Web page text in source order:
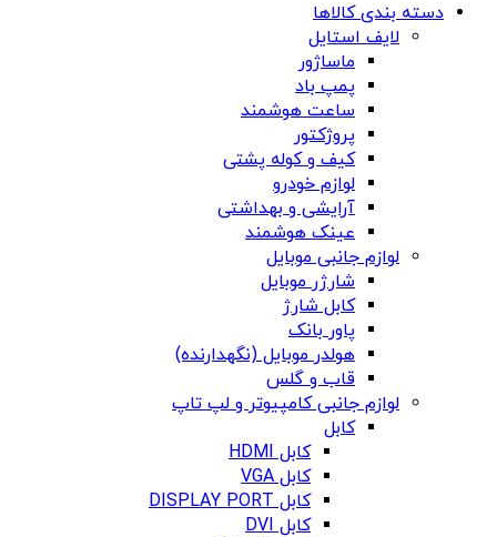
دسته بندی کالاها
لایف استایل
ماساژور
پمپ باد
ساعت هوشمند
پروژکتور
کیف و کوله پشتی
لوازم خودرو
آرایشی و بهداشتی
عینک هوشمند
لوازم جانبی موبایل
شارژر موبایل
کابل شارژ
پاور بانک
هولدر موبایل (نگهدارنده)
قاب و گلس
لوازم جانبی کامپیوتر و لپ تاپ
کابل
کابل HDMI
کابل VGA
کابل DISPLAY PORT
کابل DVI